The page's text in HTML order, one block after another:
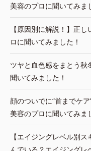
美容のプロに聞いてみま
【原因別に解説！】正
ロに聞いてみました！
ツヤと血色感をまとう秋
聞いてみました！
顔のついでに“首までケ
美容のプロに聞いてみま
【エイジングレベル別
んでいる？エイジング